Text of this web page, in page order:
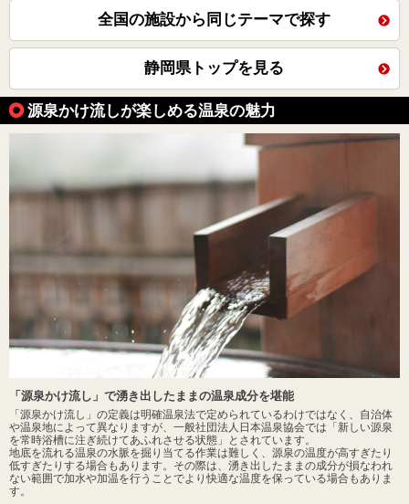
全国の施設から同じテーマで探す
静岡県トップを見る
源泉かけ流しが楽しめる温泉の魅力
「源泉かけ流し」で湧き出したままの温泉成分を堪能
「源泉かけ流し」の定義は明確温泉法で定められているわけではなく、自治体
や温泉地によって異なりますが、一般社団法人日本温泉協会では「新しい源泉
を常時浴槽に注ぎ続けてあふれさせる状態」とされています。
地底を流れる温泉の水脈を掘り当てる作業は難しく、源泉の温度が高すぎたり
低すぎたりする場合もあります。その際は、湧き出したままの成分が損なわれ
ない範囲で加水や加温を行うことでより快適な温度を保っている場合もありま
す。